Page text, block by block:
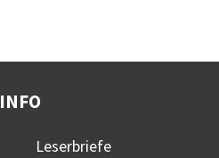
INFO
Leserbriefe